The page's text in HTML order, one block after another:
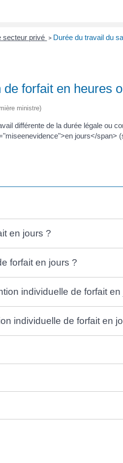
secteur privé > Durée du travail du
forfait en heures
ministre)
différente de la durée légale ou
jours</span>
en jours ?
forfait en jours ?
individuelle de forfait en
individuelle de forfait en